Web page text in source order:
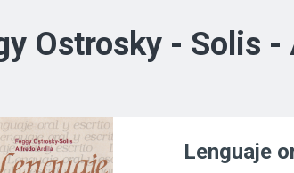
Ostrosky - Solis
Lenguaje